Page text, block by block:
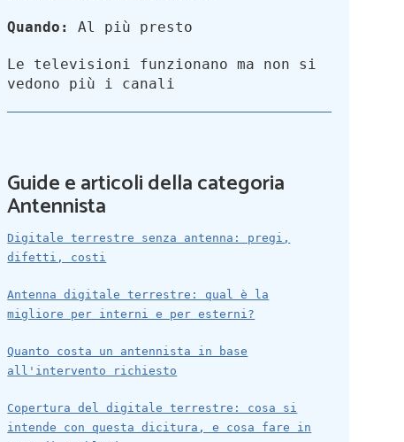
Quando: Al più presto
Le televisioni funzionano ma non si
vedono più i canali
Guide e articoli della categoria
Antennista
Digitale terrestre senza antenna: pregi,
difetti, costi
Antenna digitale terrestre: qual è la
migliore per interni e per esterni?
Quanto costa un antennista in base
all'intervento richiesto
Copertura del digitale terrestre: cosa si
intende con questa dicitura, e cosa fare in